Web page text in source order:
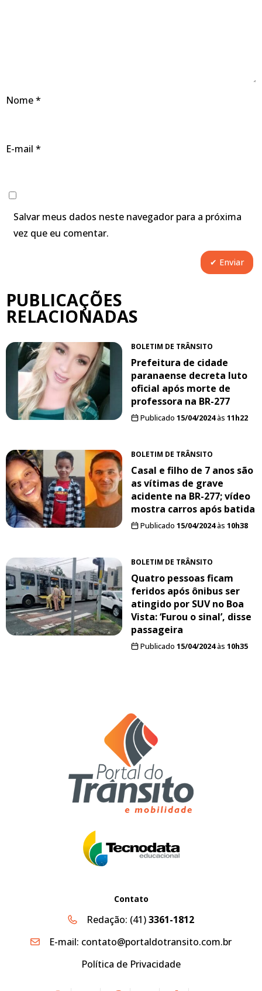
Nome*
E-mail *
Salvar meus dados neste navegador para a próxima
vez que eu comentar.
PUBLICAÇÕES
RELACIONADAS
BOLETIM DE TRÂNSITO
Prefeitura de cidade
paranaense decreta luto
oficial após morte de
professora na BR-277
Publicado 15/04/2024às 11h22
BOLETIM DE TRÂNSITO
Casal e filho de 7 anos são
as vítimas de grave
acidente na BR-277; vídeo
mostra carros após batida
Publicado 15/04/2024às 10h38
BOLETIM DE TRÂNSITO
Quatro pessoas ficam
feridos após ônibus ser
atingido por SUV no Boa
Vista: ‘Furou o sinal’, disse
passageira
Publicado 15/04/2024às 10h35
Contato
Redação: (41)3361-1812
E-mail: contato@portaldotransito.com.br
Política de Privacidade